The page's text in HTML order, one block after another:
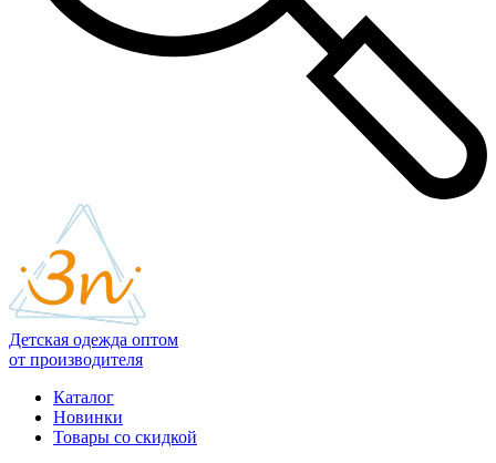
Детская одежда оптом
от производителя
Каталог
Новинки
Товары со скидкой